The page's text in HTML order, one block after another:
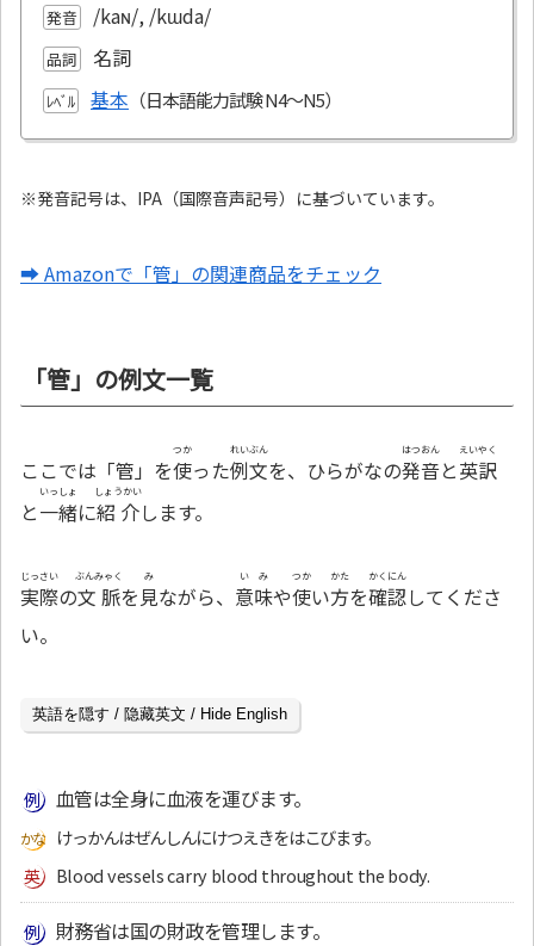
発音 /kaɴ/, /kɯda/
品詞 名詞
ﾚﾍﾞﾙ 基本
※発音記号は、IPA（国際音声記号）に基づいています。
➡ Amazonで「管」の関連商品をチェック
「管」の例文一覧
ここでは「管」を使
つか
った例文
れいぶん
を、ひらがなの発音
はつおん
と英訳
えいやく
と一緒
いっしょ
に紹介
しょうかい
します。
実際
じっさい
の文脈
ぶんみゃく
を見
み
ながら、 意味
いみ
や使
つか
い方
かた
を確認
かくにん
してくださ
い。
英語を隠す / 隐藏英文 / Hide English
血管は全身に血液を運びます。
けっかんはぜんしんにけつえきをはこびます。
Blood vessels carry blood throughout the body.
財務省は国の財政を管理します。